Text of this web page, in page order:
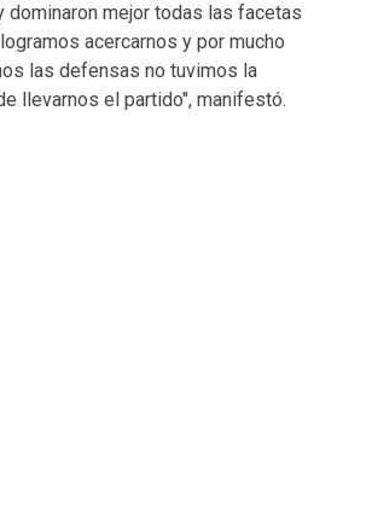
dominaron mejor todas las facetas
acercarnos y por mucho
las defensas no tuvimos la
llevarnos el partido", manifestó.